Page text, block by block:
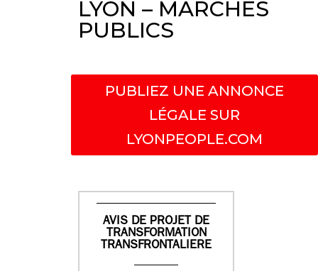
LYON – MARCHES
PUBLICS
PUBLIEZ UNE ANNONCE
LÉGALE SUR
LYONPEOPLE.COM
AVIS DE PROJET DE
TRANSFORMATION
TRANSFRONTALIERE